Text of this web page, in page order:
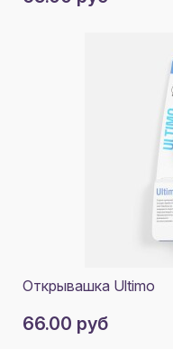
Открывашка Ultimo
66.00 руб